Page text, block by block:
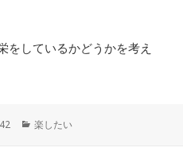
をしているかどうかを考え
カ
楽したい